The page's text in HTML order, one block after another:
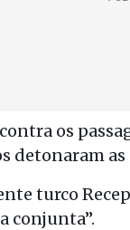
os
detonaram as
turco
conjunta”.